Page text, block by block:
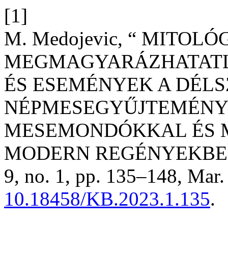
[1]
M. Medojevic, “
ÉS ESEMÉNYEK A
MESEMONDÓKKAL ÉS
MODERN
9, no. 1, pp. 135–148,
10.18458/KB.2023.1.135.